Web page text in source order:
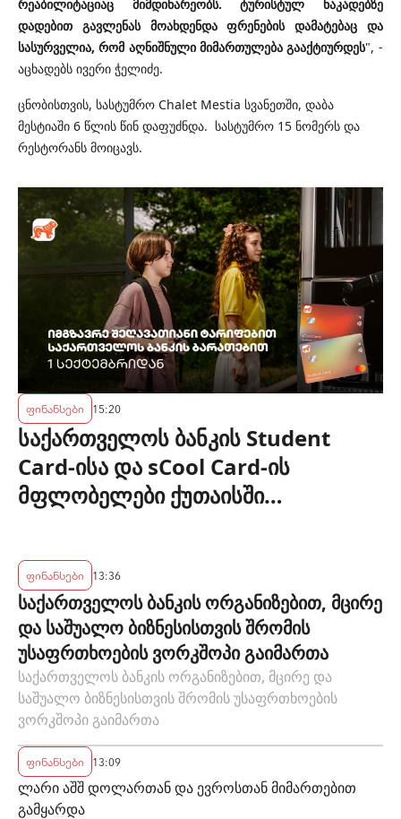
რეაბილიტაციაც მიმდინარეობს. ტურისტულ ნაკადებზე
დადებით გავლენას მოახდენდა ფრენების დამატებაც და
სასურველია, რომ აღნიშნული მიმართულება გააქტიურდეს", -
აცხადებს ივერი ჭელიძე.
ცნობისთვის, სასტუმრო Chalet Mestia სვანეთში, დაბა
მესტიაში 6 წლის წინ დაფუძნდა. სასტუმრო 15 ნომერს და
რესტორანს მოიცავს.
ფინანსები 15:20
საქართველოს ბანკის Student
Card-ისა და sCool Card-ის
მფლობელები ქუთაისში
ტარიფით ისარგებლებენ
ფინანსები 13:36
საქართველოს ბანკის ორგანიზებით, მცირე
და საშუალო ბიზნესისთვის შრომის
უსაფრთხოების ვორკშოპი გაიმართა
საქართველოს ბანკის ორგანიზებით, მცირე და
საშუალო ბიზნესისთვის შრომის უსაფრთხოების
ვორკშოპი გაიმართა
ფინანსები 13:09
ლარი აშშ დოლართან და ევროსთან მიმართებით
გამყარდა